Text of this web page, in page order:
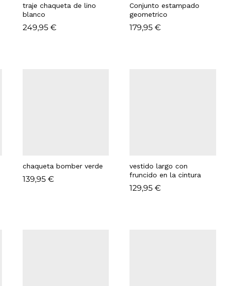
traje chaqueta de lino
blanco
249,95 €
249,95 €
Conjunto estampado
geometrico
179,95 €
179,95 €
chaqueta bomber verde
139,95 €
139,95 €
vestido largo con
fruncido en la cintura
129,95 €
129,95 €